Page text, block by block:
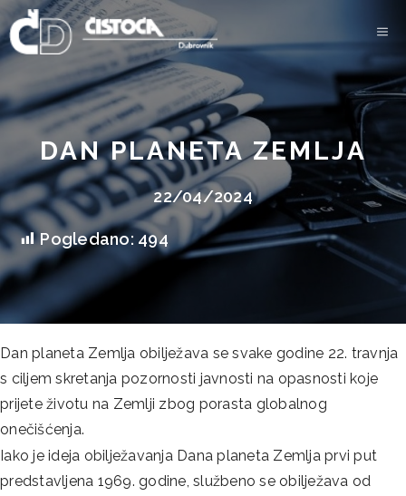
Skip
to
content
DAN PLANETA ZEMLJA
22/04/2024
Pogledano: 494
Dan planeta Zemlja obilježava se svake godine 22. travnja
s ciljem skretanja pozornosti javnosti na opasnosti koje
prijete životu na Zemlji zbog porasta globalnog
onečišćenja.
Iako je ideja obilježavanja Dana planeta Zemlja prvi put
predstavljena 1969. godine, službeno se obilježava od